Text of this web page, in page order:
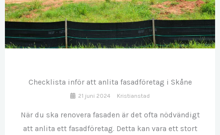
JUN
Checklista inför att anlita fasadföretag i Skåne
21 juni 2024 Kristianstad
När du ska renovera fasaden är det ofta nödvändigt
att anlita ett fasadföretag. Detta kan vara ett stort